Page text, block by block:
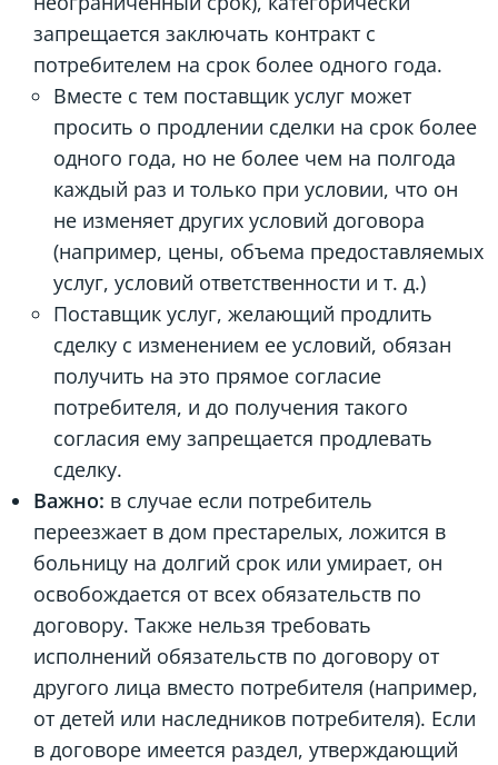
запрещается заключать контракт с
потребителем на срок более одного года.
Вместе с тем поставщик услуг может
просить о продлении сделки на срок более
одного года, но не более чем на полгода
каждый раз и только при условии, что он
не изменяет других условий договора
(например, цены, объема предоставляемых
услуг, условий ответственности и т. д.)
Поставщик услуг, желающий продлить
сделку с изменением ее условий, обязан
получить на это прямое согласие
потребителя, и до получения такого
согласия ему запрещается продлевать
сделку.
Важно: в случае если потребитель
переезжает в дом престарелых, ложится в
больницу на долгий срок или умирает, он
освобождается от всех обязательств по
договору. Также нельзя требовать
исполнений обязательств по договору от
другого лица вместо потребителя (например,
от детей или наследников потребителя). Если
в договоре имеется раздел, утверждающий